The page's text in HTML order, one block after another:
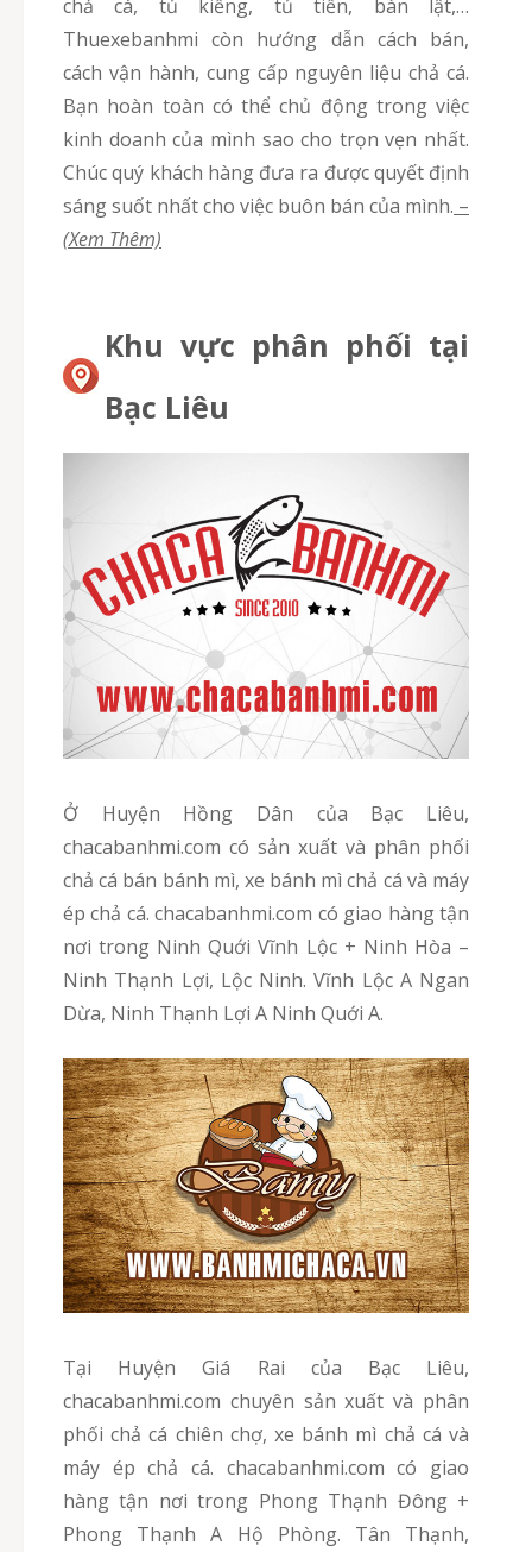
chả cá, tủ kiếng, tủ tiền, bàn lật,…
Thuexebanhmi còn hướng dẫn cách bán,
cách vận hành, cung cấp nguyên liệu chả cá.
Bạn hoàn toàn có thể chủ động trong việc
kinh doanh của mình sao cho trọn vẹn nhất.
Chúc quý khách hàng đưa ra được quyết định
sáng suốt nhất cho việc buôn bán của mình. –
(Xem Thêm)
Khu vực phân phối tại
Bạc Liêu
Ở Huyện Hồng Dân của Bạc Liêu,
chacabanhmi.com có sản xuất và phân phối
chả cá bán bánh mì, xe bánh mì chả cá và máy
ép chả cá. chacabanhmi.com có giao hàng tận
nơi trong Ninh Quới Vĩnh Lộc + Ninh Hòa –
Ninh Thạnh Lợi, Lộc Ninh. Vĩnh Lộc A Ngan
Dừa, Ninh Thạnh Lợi A Ninh Quới A.
Tại Huyện Giá Rai của Bạc Liêu,
chacabanhmi.com chuyên sản xuất và phân
phối chả cá chiên chợ, xe bánh mì chả cá và
máy ép chả cá. chacabanhmi.com có giao
hàng tận nơi trong Phong Thạnh Đông +
Phong Thạnh A Hộ Phòng. Tân Thạnh,